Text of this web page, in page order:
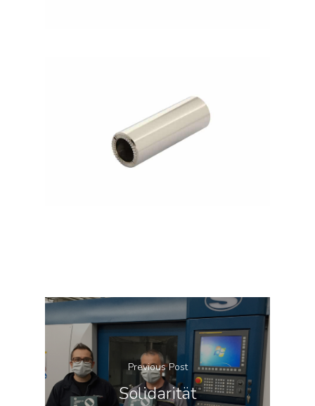
Previous Post
Solidarität